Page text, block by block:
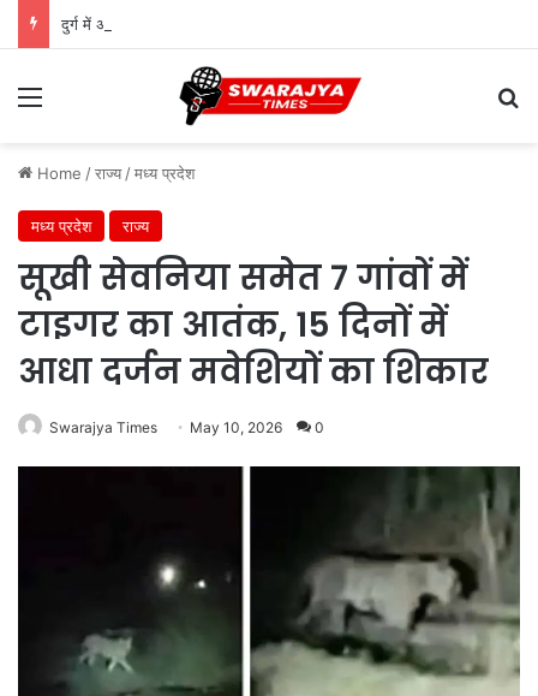
दुर्ग में अवैध खनिज परिवहन पर बड़ी कार्रवाई, वाहनों पर लगाया गया जुर्माना
Menu
Home /राज्य /मध्य प्रदेश
मध्य प्रदेश राज्य
सूखी सेवनिया समेत 7 गांवों में
टाइगर का आतंक, 15 दिनों में
आधा दर्जन मवेशियों का शिकार
Swarajya Times May 10, 2026 0